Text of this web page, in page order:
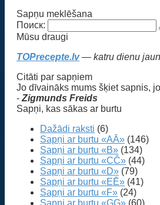
Sapņu meklēšana
Поиск:
Mūsu draugi
TOPrecepte.lv— katru dienu
Citāti par sapņiem
Jo dīvaināks mums šķiet sapnis,
- Zigmunds Freids
Sapņi, kas sākas ar burtu
Dažādi raksti (6)
Sapņi ar burtu «AĀ» (146)
Sapņi ar burtu «B» (134)
Sapņi ar burtu «CČ» (44)
Sapņi ar burtu «D» (79)
Sapņi ar burtu «EĒ» (41)
Sapņi ar burtu «F» (24)
Sapņi ar burtu «GĢ» (60)